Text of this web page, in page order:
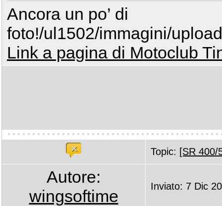
Ancora un po’ di
foto!/ul1502/immagini/
Link a pagina di Motoclub
Topic: [SR 400/
Autore:
wingsoftime
Inviato: 7 Dic